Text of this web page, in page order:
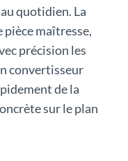
quotidien. La
pièce maîtresse,
précision les
convertisseur
de la
sur le plan